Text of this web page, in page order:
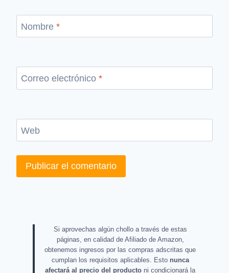
Nombre *
Correo electrónico *
Web
Si aprovechas algún chollo a través de estas
páginas, en calidad de Afiliado de Amazon,
obtenemos ingresos por las compras adscritas que
cumplan los requisitos aplicables. Esto nunca
afectará al precio del producto ni condicionará la